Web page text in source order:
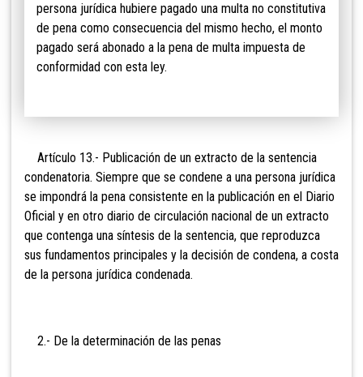
persona jurídica hubiere pagado una multa no constitutiva
de pena como consecuencia del mismo hecho, el monto
pagado será abonado a la pena de multa impuesta de
conformidad con esta ley.
Artículo 13.- Publicación de un extracto de la sentencia
condenatoria. Siempre que se condene a una persona jurídica
se impondrá la pena consistente en la publicación en el Diario
Oficial y en otro diario de circulación nacional de un extracto
que contenga una síntesis de la sentencia, que reproduzca
sus fundamentos principales y la decisión de condena, a costa
de la persona jurídica condenada.
2.- De la determinación de las penas